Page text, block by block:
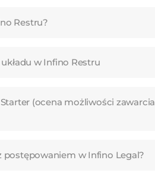
Restru?
w Infino Restru
(ocena możliwości zawarcia
postępowaniem w Infino Legal?